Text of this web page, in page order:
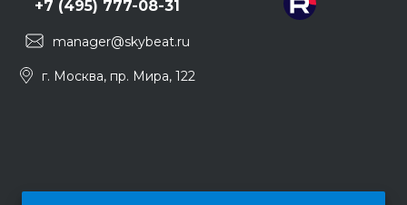
+7 (495) 777-08-31
manager@skybeat.ru
г. Москва, пр. Мира, 122